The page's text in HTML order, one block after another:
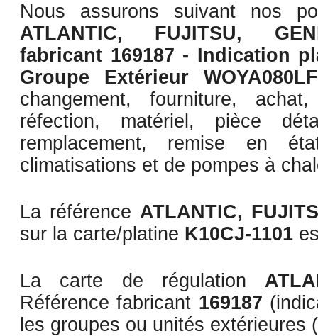
Nous assurons suivant nos
ATLANTIC, FUJITSU,
fabricant 169187 - Indication
Groupe Extérieur
changement, fourniture,
réfection, matériel, pièce
remplacement, remise en
climatisations et de pompes à
La référence ATLANTIC,
sur la carte/platine K10CJ-1101
La carte de régulation
Référence fabricant 169187
les groupes ou unités extérieures